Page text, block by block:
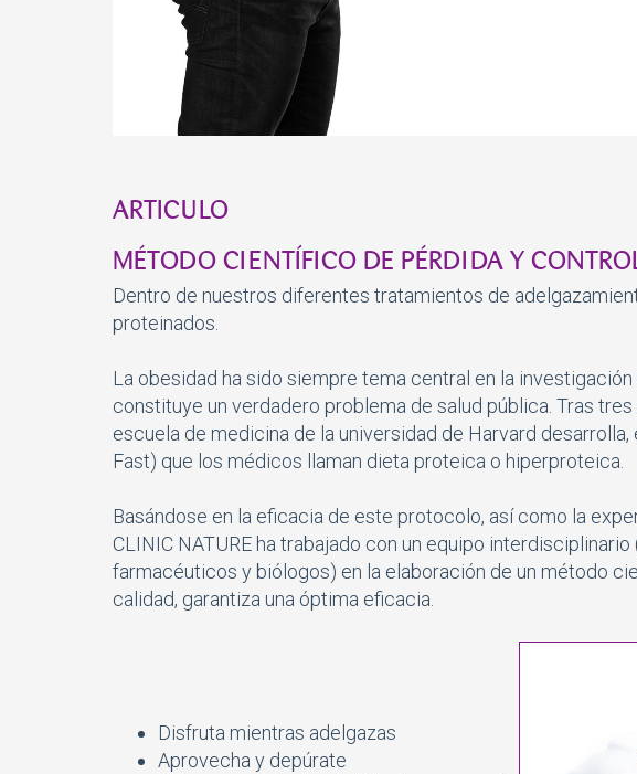
ARTICULO
MÉTODO CIENTÍFICO DE PÉRDIDA Y
Dentro de nuestros diferentes tratamientos de
proteinados.
La obesidad ha sido siempre tema central en la
constituye un verdadero problema de salud pública. Tras
escuela de medicina de la universidad de Harvard
Fast) que los médicos llaman dieta proteica o hiperproteica.
Basándose en la eficacia de este protocolo, así como la
CLINIC NATURE ha trabajado con un equipo
farmacéuticos y biólogos) en la elaboración de un método
calidad, garantiza una óptima eficacia.
Disfruta mientras adelgazas
Aprovecha y depúrate